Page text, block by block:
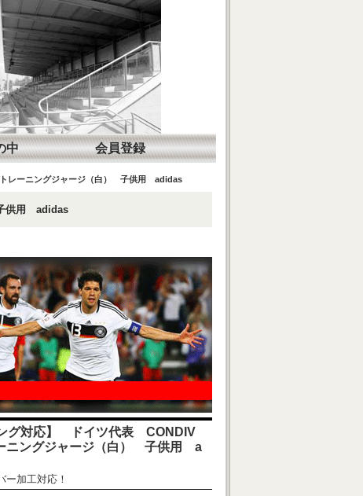
中 会員登録
レーニングジャージ（白） 子供用 adidas
供用 adidas
ング対応】 ドイツ代表 CONDIV
ニングジャージ（白） 子供用 a
ー加工対応！